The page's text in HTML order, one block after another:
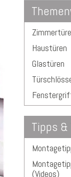
Haustüren
Glastüren
Tipps
(Videos)